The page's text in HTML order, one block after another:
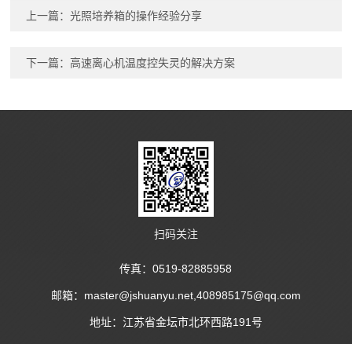
上一篇：光照培养箱的操作经验分享
下一篇：高速离心机温度控失灵的解决方案
扫码关注
传真：0519-82885958
邮箱：master@jshuanyu.net,408985175@qq.com
地址：江苏省金坛市北环西路191号